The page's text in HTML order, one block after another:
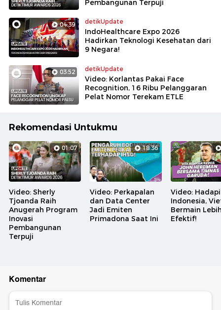
Pembangunan Terpuji
04:39 detikUpdate
IndoHealthcare Expo 2026
Hadirkan Teknologi Kesehatan dari
9 Negara!
03:52 detikUpdate
Video: Korlantas Pakai Face
Recognition, 16 Ribu Pelanggaran
Pelat Nomor Terekam ETLE
Rekomendasi Untukmu
01:07
Video: Sherly
Tjoanda Raih
Anugerah Program
Inovasi
Pembangunan
Terpuji
18:36
Video: Perkapalan
dan Data Center
Jadi Emiten
Primadona Saat Ini
Video: Hadapi
Indonesia,
Bermain
Efektif!